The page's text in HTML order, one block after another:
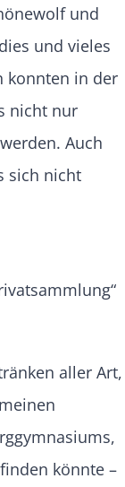
und
und vieles
konnten in der
nicht nur
Auch
sich nicht
aller Art,
könnte –